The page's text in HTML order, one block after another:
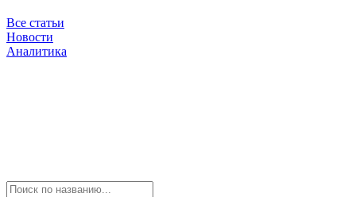
Все статьи
Новости
Аналитика